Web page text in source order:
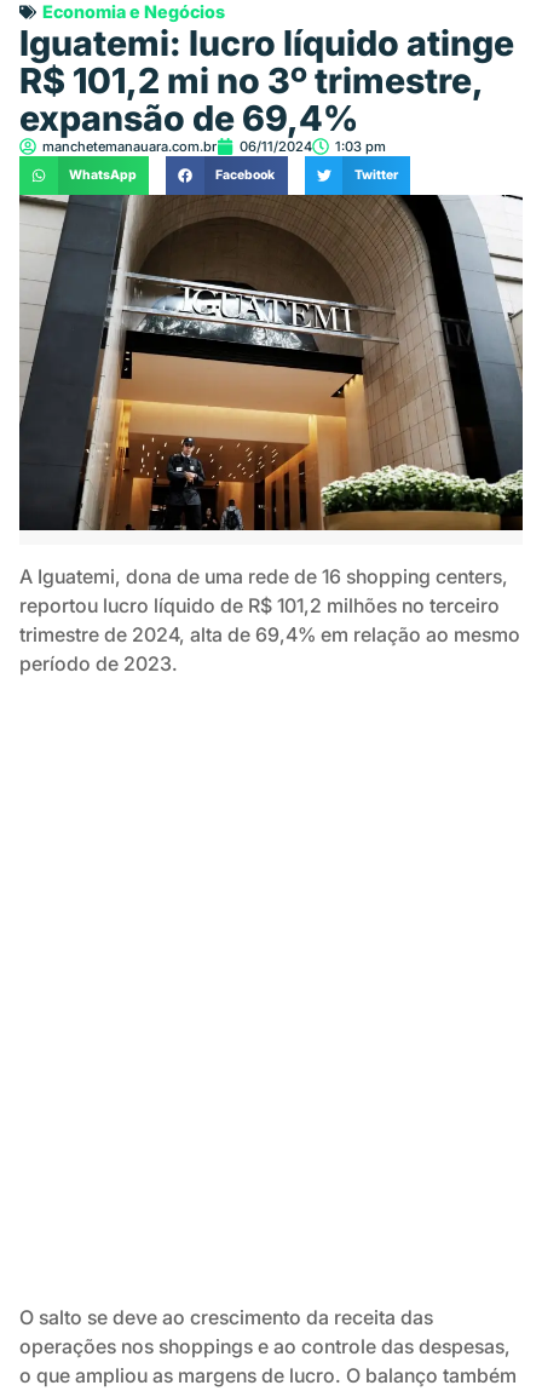
Economia e Negócios
Iguatemi: lucro líquido atinge
R$ 101,2 mi no 3º trimestre,
expansão de 69,4%
manchetemanauara.com.br 06/11/2024 1:03 pm
WhatsApp Facebook Twitter
A Iguatemi, dona de uma rede de 16 shopping centers,
reportou lucro líquido de R$ 101,2 milhões no terceiro
trimestre de 2024, alta de 69,4% em relação ao mesmo
período de 2023.
O salto se deve ao crescimento da receita das
operações nos shoppings e ao controle das despesas,
o que ampliou as margens de lucro. O balanço também